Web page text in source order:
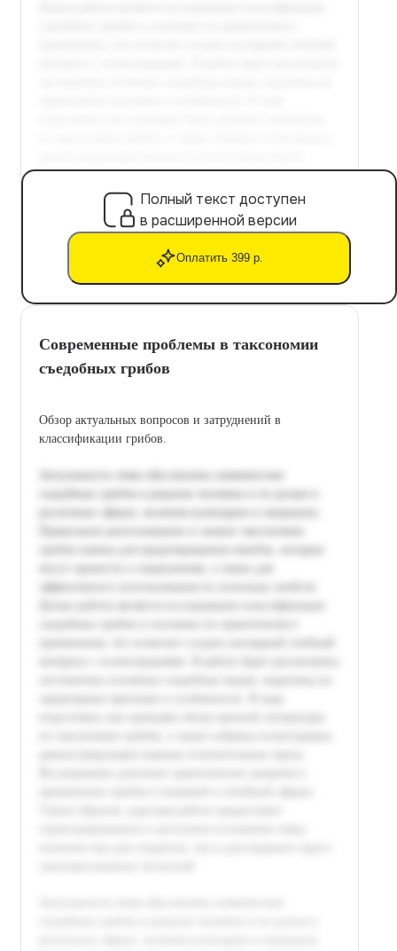
Полный текст доступен
в расширенной версии
Оплатить 399 р.
Современные проблемы в таксономии
съедобных грибов
Обзор актуальных вопросов и затруднений в
классификации грибов.